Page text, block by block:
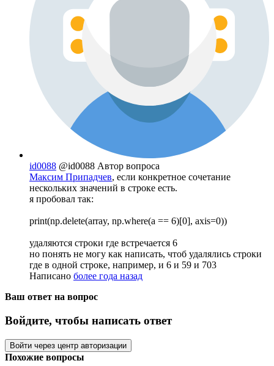
id0088 @id0088 Автор вопроса
Максим Припадчев, если конкретное сочетание
нескольких значений в строке есть.
я пробовал так:
print(np.delete(array, np.where(a == 6)[0], axis=0))
удаляются строки где встречается 6
но понять не могу как написать, чтоб удалялись строки
где в одной строке, например, и 6 и 59 и 703
Написано более года назад
Ваш ответ на вопрос
Войдите, чтобы написать ответ
Войти через центр авторизации
Похожие вопросы